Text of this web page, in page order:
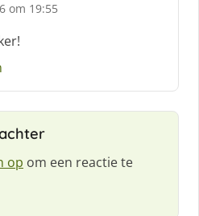
om 19:55
op om een reactie te